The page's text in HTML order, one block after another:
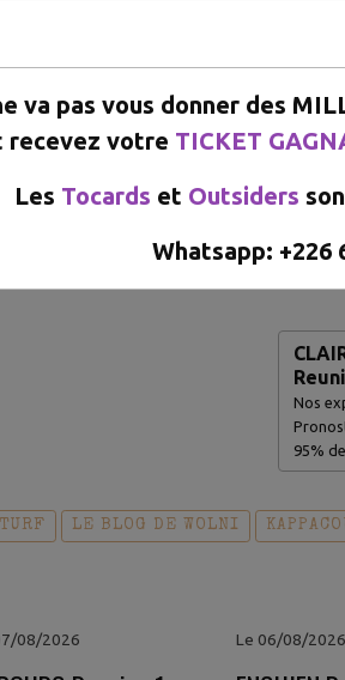
le pronostic du Jour CLIQUEZ
Nos
95%
LE BLOG DE WOLNI
08/2026 Le 06/08/2026
va pas vous donner des
recevez votre TICKET
Les Tocards et Outsiders
Whatsapp: +226